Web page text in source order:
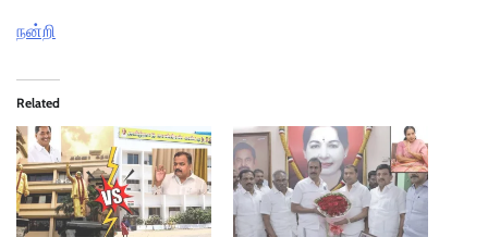
நன்றி
Related